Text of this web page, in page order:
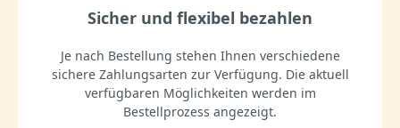
Sicher und flexibel bezahlen
Je nach Bestellung stehen Ihnen verschiedene
sichere Zahlungsarten zur Verfügung. Die aktuell
verfügbaren Möglichkeiten werden im
Bestellprozess angezeigt.